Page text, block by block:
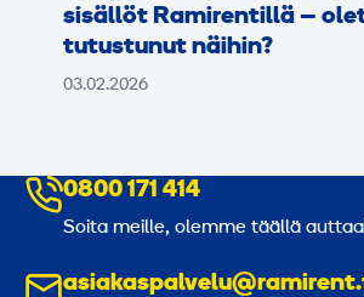
sisällöt Ramirentillä –
tutustunut näihin?
03.02.2026
0800 171 414
Soita meille, olemme täällä